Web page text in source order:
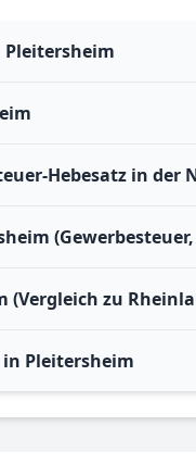
Pleitersheim
Hebesatz in der
(Vergleich zu
Pleitersheim